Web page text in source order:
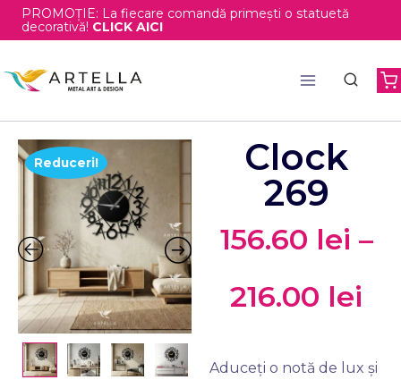
PROMOȚIE: La fiecare comandă primești o statuetă
decorativă! CLICK AICI
Reduceri!
Clock
269
156.60 lei –
216.00 lei
Aduceți o notă de lux și